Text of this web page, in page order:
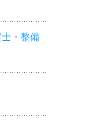
・整備